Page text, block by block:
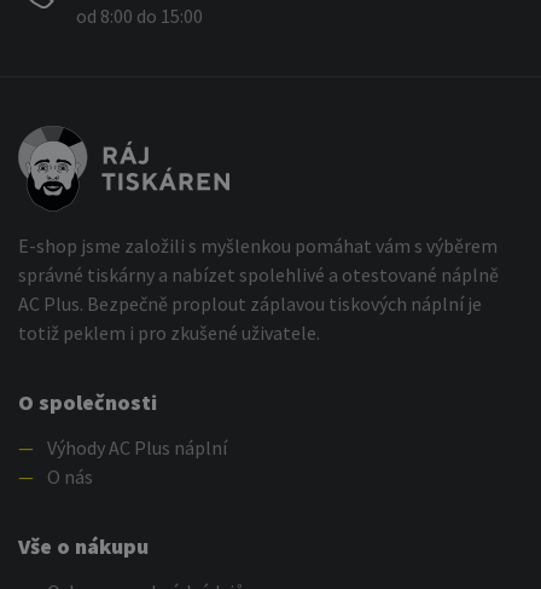
od 8:00 do 15:00
E-shop jsme založili s myšlenkou pomáhat vám s výběrem
správné tiskárny a nabízet spolehlivé a otestované náplně
AC Plus. Bezpečně proplout záplavou tiskových náplní je
totiž peklem i pro zkušené uživatele.
O společnosti
— Výhody AC Plus náplní
—
O nás
Vše o nákupu